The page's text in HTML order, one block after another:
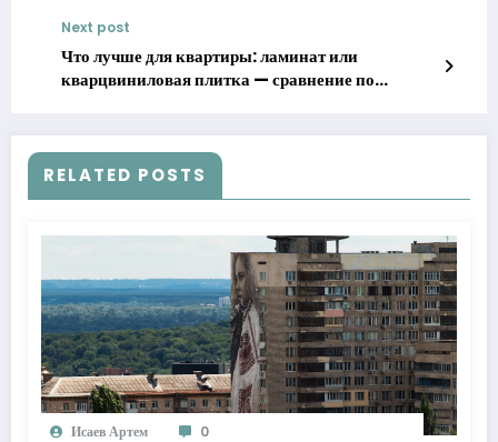
Next post
Что лучше для квартиры: ламинат или
кварцвиниловая плитка — сравнение по
RELATED POSTS
Исаев Артем 0